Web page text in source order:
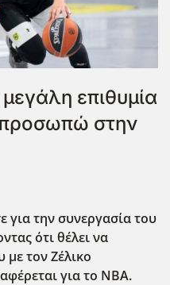
επιθυμία
στην
για την συνεργασία του
ότιθέλει να
με τον Ζέλικο
για το ΝΒΑ.